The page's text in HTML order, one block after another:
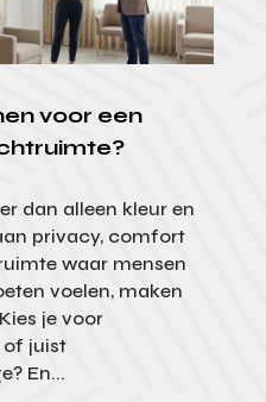
voor een
dan alleen kleur en
privacy, comfort
waar mensen
voelen, maken
je voor
of juist
En...